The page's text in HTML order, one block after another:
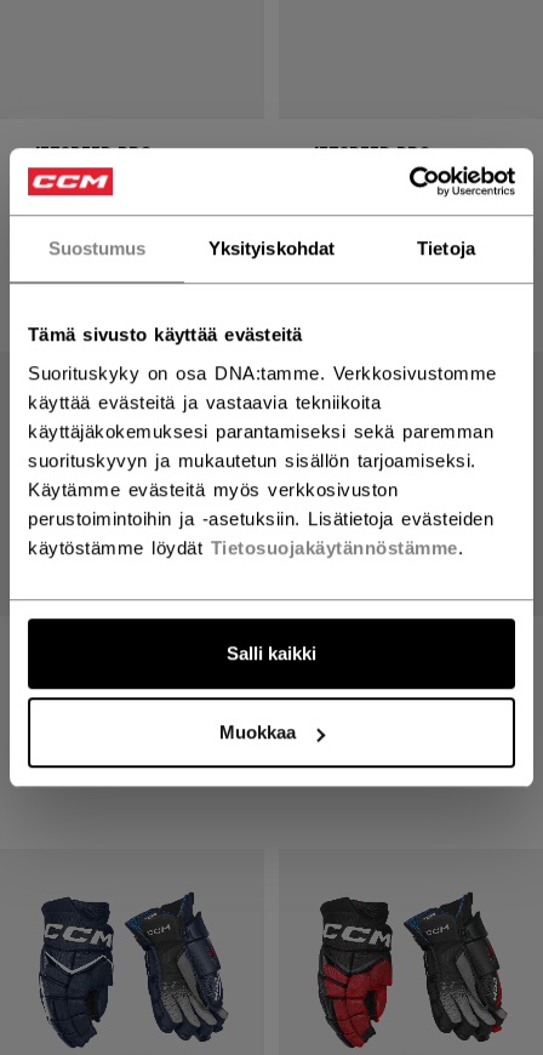
Suostumus Yksityiskohdat Tietoja
Tämä sivusto käyttää evästeitä
Suorituskyky on osa DNA:tamme. Verkkosivustomme
käyttää evästeitä ja vastaavia tekniikoita
käyttäjäkokemuksesi parantamiseksi sekä paremman
suorituskyvyn ja mukautetun sisällön tarjoamiseksi.
Käytämme evästeitä myös verkkosivuston
perustoimintoihin ja -asetuksiin. Lisätietoja evästeiden
käytöstämme löydät Tietosuojakäytännöstämme.
Salli kaikki
Muokkaa
JETSPEED PRO
JÄÄKIEKKOHOUSUT
249,90 €
JETSPEED PRO
JÄÄKIEKKOHOUSUT
249,90 €
5 colors
JETSPEED FT8PRO
234,90 €
8 colors